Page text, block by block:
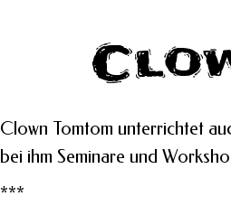
Clown Tomtom unterrichtet
bei ihm Seminare und
***